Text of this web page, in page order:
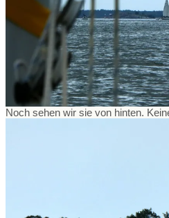
Noch sehen wir sie von hinten.